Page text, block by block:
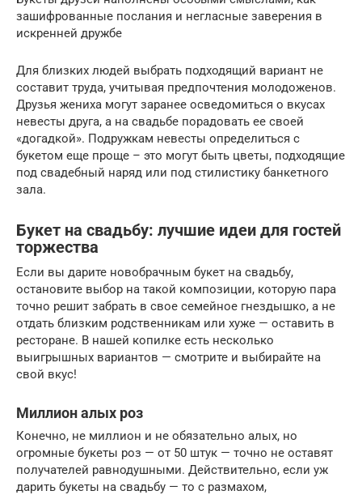
зашифрованные послания и негласные заверения в
искренней дружбе
Для близких людей выбрать подходящий вариант не
составит труда, учитывая предпочтения молодоженов.
Друзья жениха могут заранее осведомиться о вкусах
невесты друга, а на свадьбе порадовать ее своей
«догадкой». Подружкам невесты определиться с
букетом еще проще – это могут быть цветы, подходящие
под свадебный наряд или под стилистику банкетного
зала.
Букет на свадьбу: лучшие идеи для гостей
торжества
Если вы дарите новобрачным букет на свадьбу,
остановите выбор на такой композиции, которую пара
точно решит забрать в свое семейное гнездышко, а не
отдать близким родственникам или хуже — оставить в
ресторане. В нашей копилке есть несколько
выигрышных вариантов — смотрите и выбирайте на
свой вкус!
Миллион алых роз
Конечно, не миллион и не обязательно алых, но
огромные букеты роз — от 50 штук — точно не оставят
получателей равнодушными. Действительно, если уж
дарить букеты на свадьбу — то с размахом,